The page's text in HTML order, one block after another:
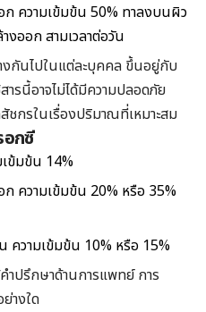
ความเข้มข้น 50% ทาลงบนผิว
งออก สามเวลาต่อวัน
งกันไปในแต่ละบุคคล ขึ้นอยู่กับ
ารนี้อาจไม่ได้มีความปลอดภัย
ชกรในเรื่องปริมาณที่เหมาะสม
กซี
ข้มข้น 14%
ความเข้มข้น 20% หรือ 35%
ความเข้มข้น 10% หรือ 15%
คำปรึกษาด้านการแพทย์ การ
างใด